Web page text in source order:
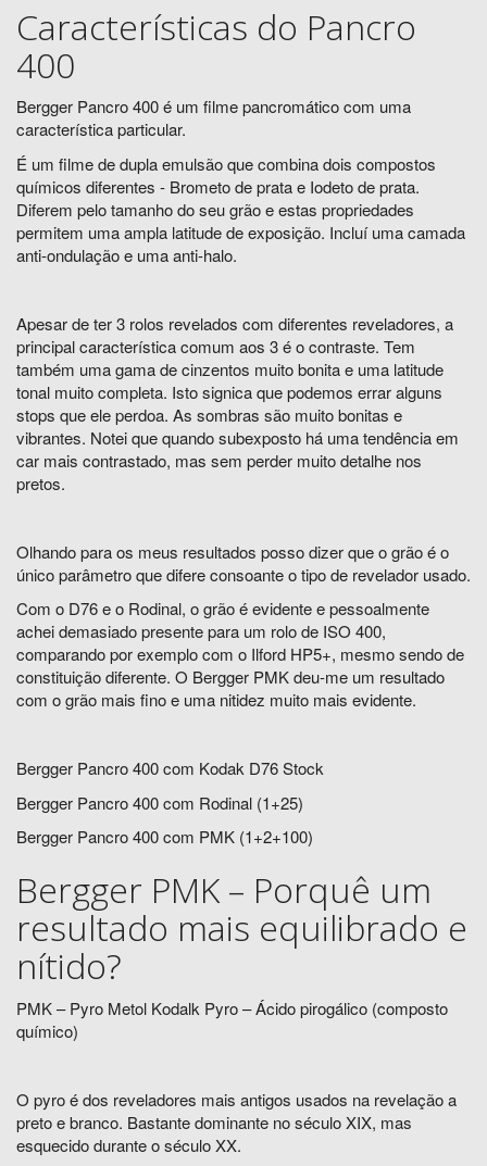
Características do Pancro
400
Bergger Pancro 400 é um filme pancromático com uma
característica particular.
É um filme de dupla emulsão que combina dois compostos
químicos diferentes - Brometo de prata e Iodeto de prata.
Diferem pelo tamanho do seu grão e estas propriedades
permitem uma ampla latitude de exposição. Incluí uma camada
anti-ondulação e uma anti-halo.
Apesar de ter 3 rolos revelados com diferentes reveladores, a
principal característica comum aos 3 é o contraste. Tem
também uma gama de cinzentos muito bonita e uma latitude
tonal muito completa. Isto signica que podemos errar alguns
stops que ele perdoa. As sombras são muito bonitas e
vibrantes. Notei que quando subexposto há uma tendência em
car mais contrastado, mas sem perder muito detalhe nos
pretos.
Olhando para os meus resultados posso dizer que o grão é o
único parâmetro que difere consoante o tipo de revelador usado.
Com o D76 e o Rodinal, o grão é evidente e pessoalmente
achei demasiado presente para um rolo de ISO 400,
comparando por exemplo com o Ilford HP5+, mesmo sendo de
constituição diferente. O Bergger PMK deu-me um resultado
com o grão mais fino e uma nitidez muito mais evidente.
Bergger Pancro 400 com Kodak D76 Stock
Bergger Pancro 400 com Rodinal (1+25)
Bergger Pancro 400 com PMK (1+2+100)
Bergger PMK – Porquê um
resultado mais equilibrado e
nítido?
PMK – Pyro Metol Kodalk Pyro – Ácido pirogálico (composto
químico)
O pyro é dos reveladores mais antigos usados na revelação a
preto e branco. Bastante dominante no século XIX, mas
esquecido durante o século XX.